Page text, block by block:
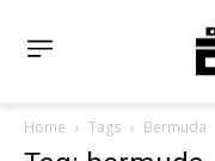
Home Tags Bermuda